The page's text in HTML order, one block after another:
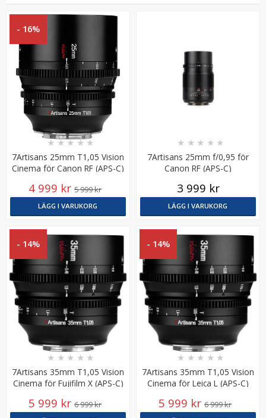
- 16%
7Artisans 25mm T1,05 Vision
Cinema för Canon RF (APS-C)
★★★★★
4 999 kr 5 999 kr
LÄGG I VARUKORG
7Artisans 25mm f/0,95 för
Canon RF (APS-C)
★ ★ ★ ★ ★
3 999 kr
LÄGG I VARUKORG
- 14%
7Artisans 35mm T1,05 Vision
Cinema för Fujifilm X (APS-C)
★ ★ ★ ★ ★
5 999 kr 6 999 kr
- 14%
7Artisans 35mm T1,05 Vision
Cinema för Leica L (APS-C)
★ ★ ★ ★ ★
5 999 kr 6 999 kr